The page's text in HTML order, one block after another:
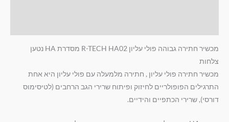
מכשיר חתירה גבוהה פולי עליון R-TECH HA02 מסדרת HA נטען
צלחות
מכשיר חתירה פולי עליון , חתירה מלמעלה עם פולי עליון היא אחת
התרגילים הפופולריים לחיזוק ופיתוח שרירי הגב הרחבים (לטיסימוס
דורסי), שרירי הכתפיים והידיים.